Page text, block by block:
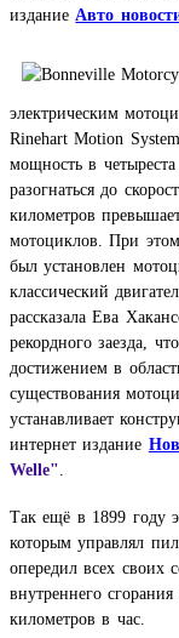
изданиеАвто
электрическим
Rinehart Motion
мощность в
разогнаться до
километров
мотоциклов. При
был установлен
классический
рассказала Ева
рекордного заезда,
достижением в
существования
устанавливает
интернет издание
Welle".
Так ещё в 1899 году
которым управлял
опередил всех своих
внутреннего
километров в час.